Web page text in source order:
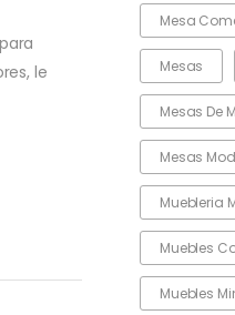
Mesa
Mesas
Mesas De
Mesas
Muebleria
Muebles
Muebles
le